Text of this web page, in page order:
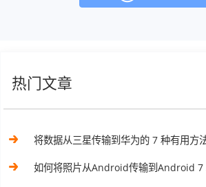
热门文章
将数据从三星传输到华为的 7 种有用方
如何将照片从Android传输到Android 7